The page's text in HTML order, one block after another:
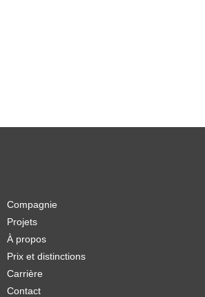
Compagnie
Projets
À propos
Prix et distinctions
Carrière
Contact